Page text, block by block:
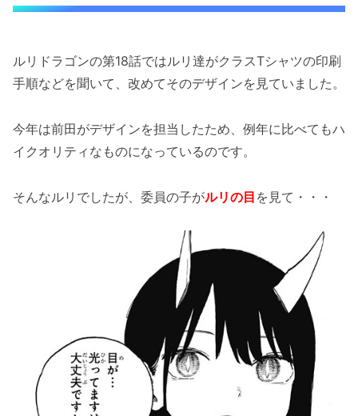
ルリドラゴンの第18話ではルリ達がクラスTシャツの印刷
手順などを聞いて、改めてそのデザインを見ていました。
今年は前田がデザインを担当したため、例年に比べてもハ
イクオリティなものになっているのです。
そんなルリでしたが、委員の子がルリの目 を見て・・・